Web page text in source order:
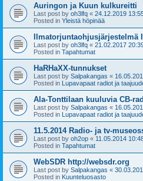
Auringon ja Kuun kulkureitti
Last post by oh3lfq « 24.12.2019
Posted in Yleistä höpinää
Ilmatorjuntaohjusjärjestelmä
Last post by oh3lfq « 21.02.2017
Posted in Tapahtumat
HaRHaXX-tunnukset
Last post by Salpakangas «
Posted in Lupavapaat radiot ja
Ala-Tonttilaan kuuluvia CB-
Last post by Salpakangas «
Posted in Lupavapaat radiot ja
11.5.2014 Radio- ja tv-
Last post by oh2op « 11.05.2014
Posted in Tapahtumat
WebSDR http://websdr.org
Last post by Salpakangas «
Posted in Kuunteluosasto